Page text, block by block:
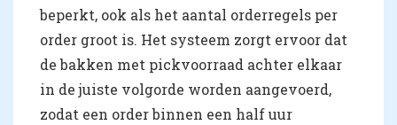
beperkt, ook als het aantal orderregels per
order groot is. Het systeem zorgt ervoor dat
de bakken met pickvoorraad achter elkaar
in de juiste volgorde worden aangevoerd,
zodat een order binnen een half uur